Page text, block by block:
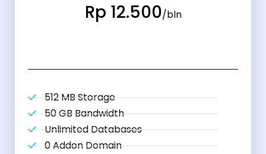
Rp 12.500/bln
512 MB Storage
50 GB Bandwidth
Unlimited Databases
0 Addon Domain